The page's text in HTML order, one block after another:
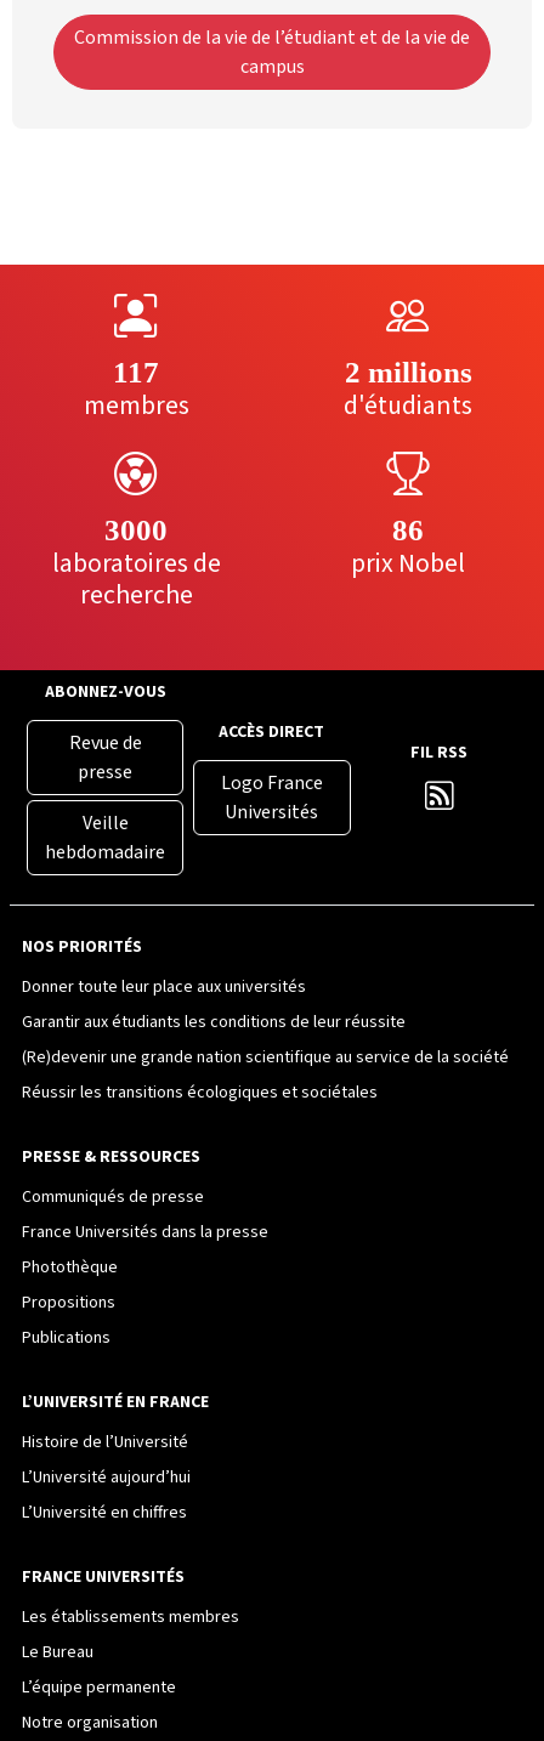
Commission de la vie de l’étudiant et de la vie de
campus
117
membres
2 millions
d'étudiants
3000
laboratoires de
recherche
86
prix Nobel
ABONNEZ-VOUS
Revue de
presse
Veille
hebdomadaire
ACCÈS DIRECT
Logo France
Universités
FIL RSS
NOS PRIORITÉS
Donner toute leur place aux universités
Garantir aux étudiants les conditions de leur réussite
(Re)devenir une grande nation scientifique au service de la société
Réussir les transitions écologiques et sociétales
PRESSE & RESSOURCES
Communiqués de presse
France Universités dans la presse
Photothèque
Propositions
Publications
L’UNIVERSITÉ EN FRANCE
Histoire de l’Université
L’Université aujourd’hui
L’Université en chiffres
FRANCE UNIVERSITÉS
Les établissements membres
Le Bureau
L’équipe permanente
Notre organisation